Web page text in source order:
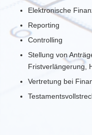
Elektronische
Reporting
Controlling
Stellung von
Fristverlängerung,
Vertretung bei